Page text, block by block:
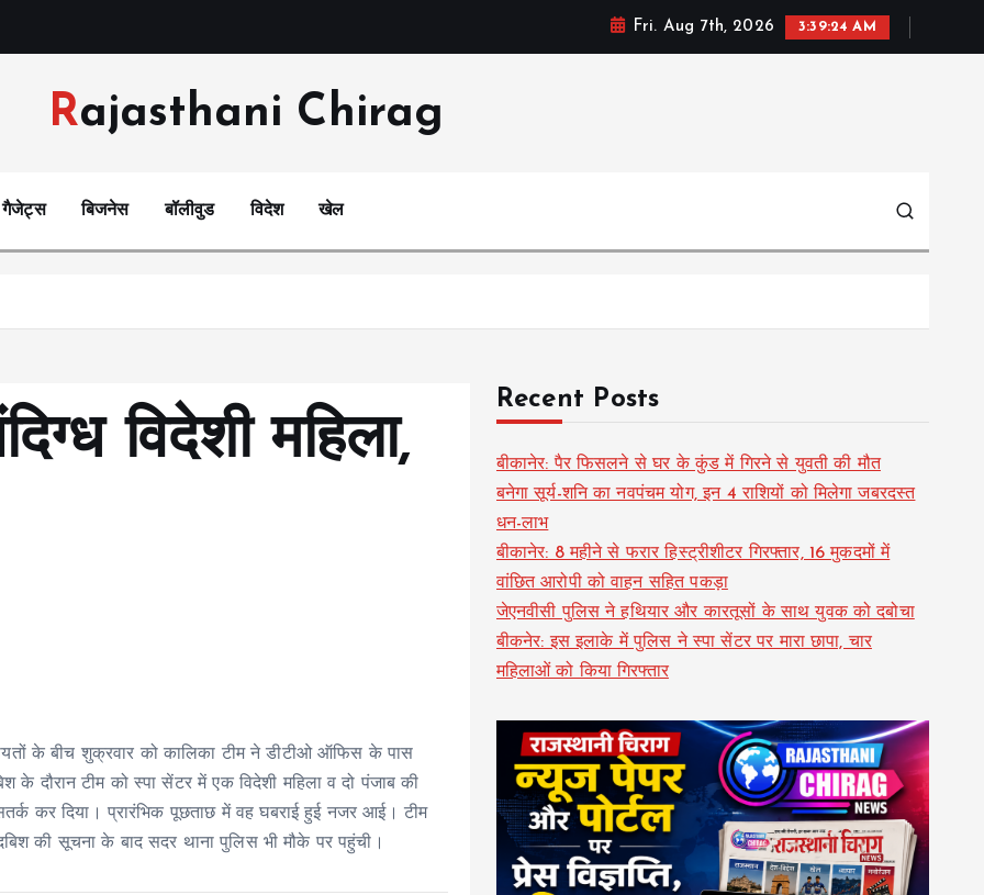
Fri. Aug 7th, 2026 3:39:25 AM
Rajasthani Chirag
गैजेट्स बिजनेस बॉलीवुड विदेश खेल
विदेशी महिला,
के बीच शुक्रवार को कालिका टीम ने डीटीओ ऑफिस के पास
दौरान टीम को स्पा सेंटर में एक विदेशी महिला व दो पंजाब की
कर दिया। प्रारंभिक पूछताछ में वह घबराई हुई नजर आई। टीम
की सूचना के बाद सदर थाना पुलिस भी मौके पर पहुंची।
Recent Posts
बीकानेर: पैर फिसलने से घर के कुंड में गिरने से युवती की मौत
बनेगा सूर्य-शनि का नवपंचम योग, इन 4 राशियों को मिलेगा जबरदस्त
धन-लाभ
बीकानेर: 8 महीने से फरार हिस्ट्रीशीटर गिरफ्तार, 16 मुकदमों में
वांछित आरोपी को वाहन सहित पकड़ा
जेएनवीसी पुलिस ने हथियार और कारतूसों के साथ युवक को दबोचा
बीकनेर: इस इलाके में पुलिस ने स्पा सेंटर पर मारा छापा, चार
महिलाओं को किया गिरफ्तार